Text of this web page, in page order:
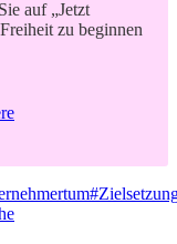
auf „Jetzt
zu beginnen